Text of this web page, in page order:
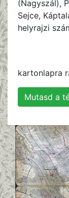
(Nagyszál),
Sejce,
helyrajzi
kartonlapra
Mutasd a